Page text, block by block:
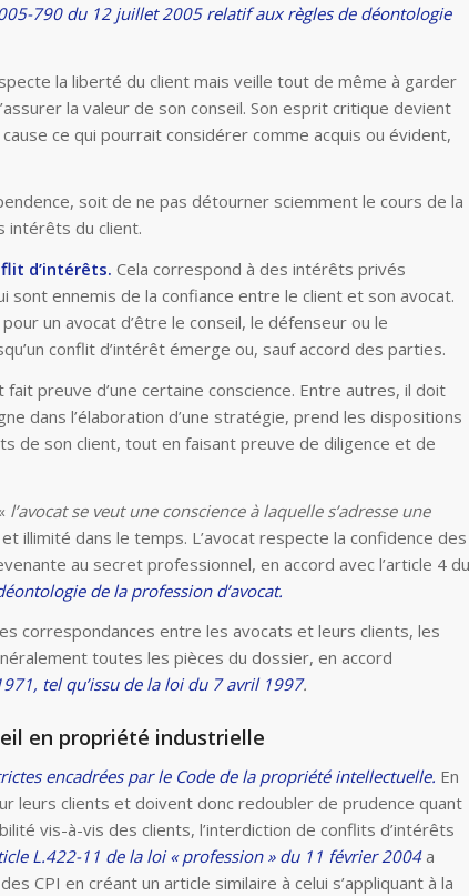
790 du 12 juillet 2005 relatif aux règles de déontologie
la liberté du client mais veille tout de même à garder
la valeur de son conseil. Son esprit critique devient
ce qui pourrait considérer comme acquis ou évident,
soit de ne pas détourner sciemment le cours de la
intérêts du client.
d’intérêts. Cela correspond à des intérêts privés
ennemis de la confiance entre le client et son avocat.
un avocat d’être le conseil, le défenseur ou le
conflit d’intérêt émerge ou, sauf accord des parties.
fait preuve d’une certaine conscience. Entre autres, il doit
dans l’élaboration d’une stratégie, prend les dispositions
de son client, tout en faisant preuve de diligence et de
l’avocat se veut une conscience à laquelle s’adresse une
illimité dans le temps. L’avocat respecte la confidence des
au secret professionnel, en accord avec l’article 4 du
de la profession d’avocat.
correspondances entre les avocats et leurs clients, les
toutes les pièces du dossier, en accord
tel qu’issu de la loi du 7 avril 1997.
en propriété industrielle
encadrées par le Code de la propriété intellectuelle. En
leurs clients et doivent donc redoubler de prudence quant
vis-à-vis des clients, l’interdiction de conflits d’intérêts
L.422-11 de la loi « profession » du 11 février 2004a
CPI en créant un article similaire à celui s’appliquant à la